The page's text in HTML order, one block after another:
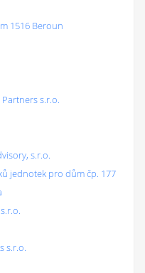
1516 Beroun
s.r.o.
s.r.o.
jednotek pro dům čp. 177
s.r.o.